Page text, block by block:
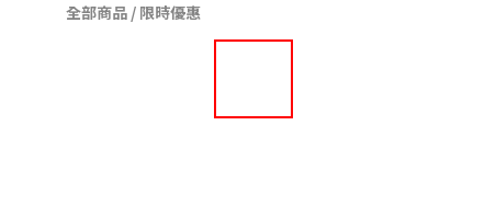
全部商品 / 限時優惠